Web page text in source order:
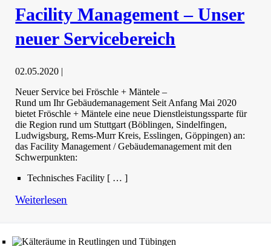
Facility Management – Unser
neuer Servicebereich
02.05.2020 |
Neuer Service bei Fröschle + Mäntele –
Rund um Ihr Gebäudemanagement Seit Anfang Mai 2020
bietet Fröschle + Mäntele eine neue Dienstleistungssparte für
die Region rund um Stuttgart (Böblingen, Sindelfingen,
Ludwigsburg, Rems-Murr Kreis, Esslingen, Göppingen) an:
das Facility Management / Gebäudemanagement mit den
Schwerpunkten:
Technisches Facility [ … ]
Weiterlesen